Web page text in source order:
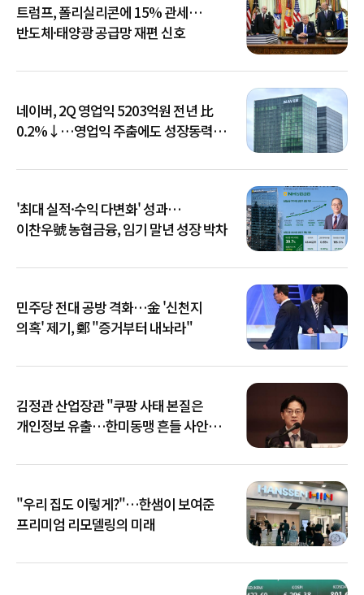
트럼프, 폴리실리콘에 15% 관세…
반도체·태양광 공급망 재편 신호
네이버, 2Q 영업익 5203억원 전년 比
0.2%↓…영업익 주춤에도 성장동력
'최대 실적·수익 다변화' 성과…
이찬우號 농협금융, 임기 말년 성장 박차
민주당 전대 공방 격화…金 '신천지
의혹' 제기, 鄭 "증거부터 내놔라"
김정관 산업장관 "쿠팡 사태 본질은
개인정보 유출…한미동맹 흔들 사안
"우리 집도 이렇게?"…한샘이 보여준
프리미엄 리모델링의 미래